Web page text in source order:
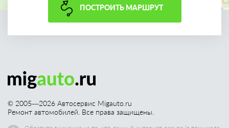
ПОСТРОИТЬ МАРШРУТ
© 2005—2026 Автосервис Migauto.ru
Ремонт автомобилей. Все права защищены.